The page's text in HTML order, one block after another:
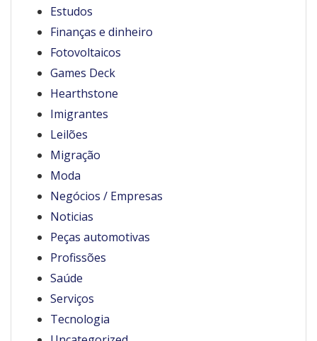
Estudos
Finanças e dinheiro
Fotovoltaicos
Games Deck
Hearthstone
Imigrantes
Leilões
Migração
Moda
Negócios / Empresas
Noticias
Peças automotivas
Profissões
Saúde
Serviços
Tecnologia